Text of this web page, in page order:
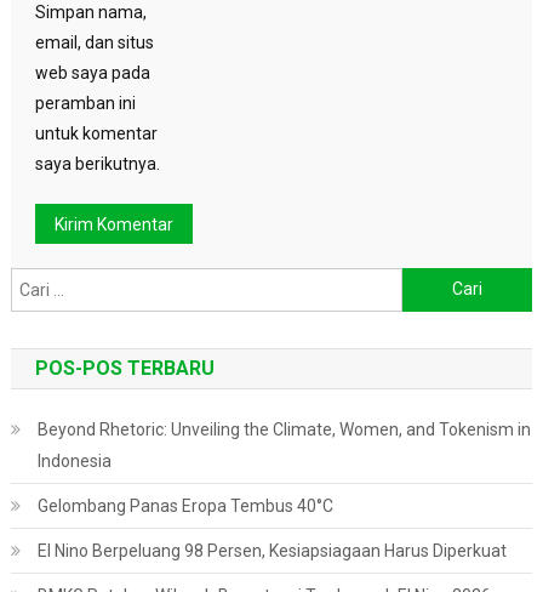
Simpan nama,
email, dan situs
web saya pada
peramban ini
untuk komentar
saya berikutnya.
untuk:
POS-POS TERBARU
Beyond Rhetoric: Unveiling the Climate, Women, and Tokenism in
Indonesia
Gelombang Panas Eropa Tembus 40°C
El Nino Berpeluang 98 Persen, Kesiapsiagaan Harus Diperkuat